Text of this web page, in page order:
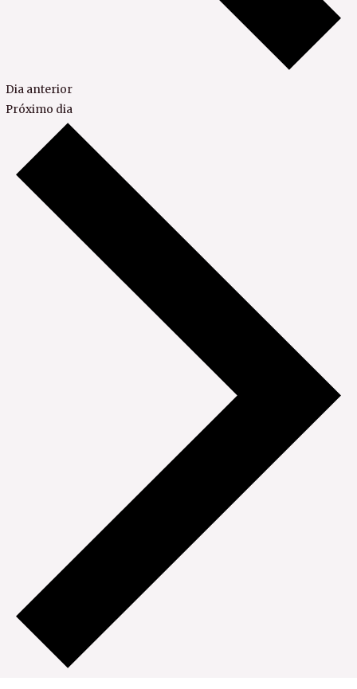
Dia anterior
Próximo dia